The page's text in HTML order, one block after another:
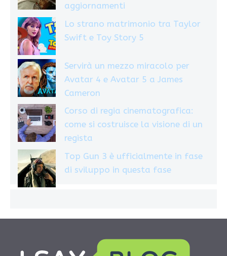
aggiornamenti
Lo strano matrimonio tra Taylor
Swift e Toy Story 5
Servirà un mezzo miracolo per
Avatar 4 e Avatar 5 a James
Cameron
Corso di regia cinematografica:
come si costruisce la visione di un
regista
Top Gun 3 è ufficialmente in fase
di sviluppo in questa fase